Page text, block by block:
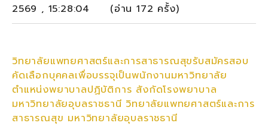
2569 , 15:28:04 (อ่าน 172 ครั้ง)
วิทยาลัยแพทยศาสตร์และการสาธารณสุขรับสมัครสอบ
คัดเลือกบุคคลเพื่อบรรจุเป็นพนักงานมหาวิทยาลัย
ตำแหน่งพยาบาลปฏิบัติการ สังกัดโรงพยาบาล
มหาวิทยาลัยอุบลราชธานี วิทยาลัยแพทยศาสตร์และการ
สาธารณสุข มหาวิทยาลัยอุบลราชธานี